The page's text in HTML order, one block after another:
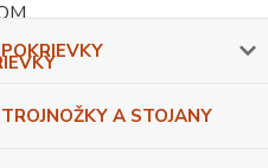
POKRIEVKY
TROJNOŽKY A STOJANY